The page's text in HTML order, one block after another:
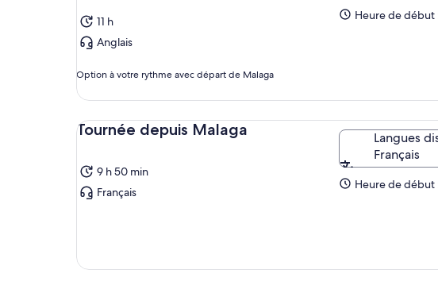
11 h
Anglais
Option à votre rythme avec départ de Malaga
Heure de début
Tournée depuis Malaga
9 h 50 min
Français
Langues
Français
Heure de début